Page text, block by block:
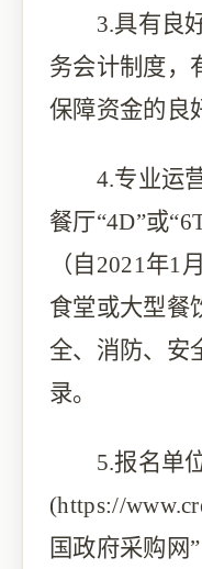
3.具有良
务会计制度，
保障资金的良
4.专业运
餐厅“4D”或
（自2021年1
食堂或大型餐
全、消防、安
录。
5.报名单
(https://
国政府采购网”